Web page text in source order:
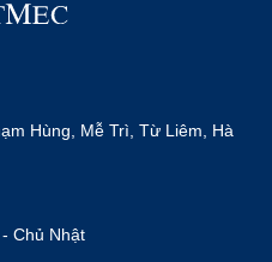
Hùng, Mễ Trì, Từ Liêm, Hà
Chủ Nhật